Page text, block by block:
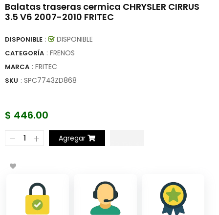
Balatas traseras cermica CHRYSLER CIRRUS
3.5 V6 2007-2010 FRITEC
DISPONIBLE : DISPONIBLE
CATEGORÍA : FRENOS
MARCA : FRITEC
SKU : SPC7743ZD868
$ 446.00
Agregar